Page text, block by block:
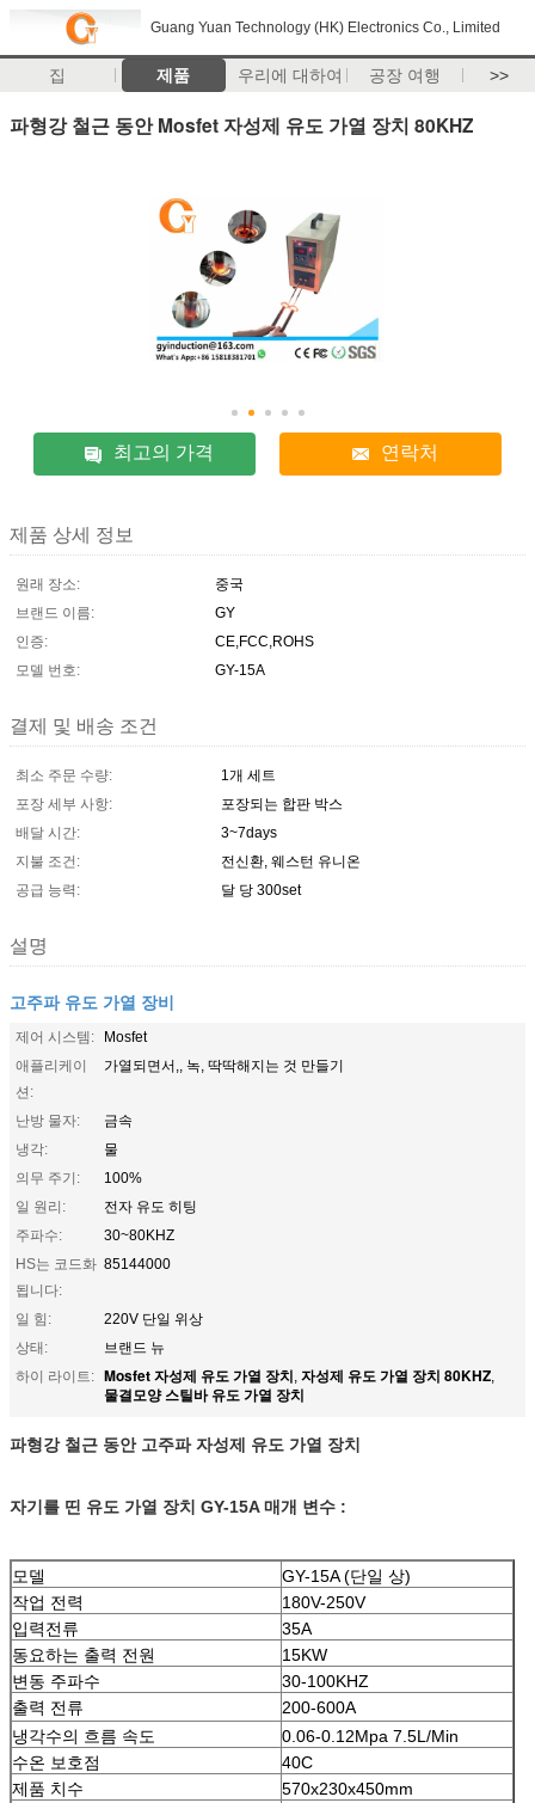
Guang Yuan Technology (HK) Electronics Co., Limited
집 제품 우리에 대하여 공장 여행 >>
파형강 철근 동안 Mosfet 자성제 유도 가열 장치 80KHZ
최고의 가격 연락처
제품 상세 정보
원래 장소:
중국
브랜드 이름:
GY
인증:
CE,FCC,ROHS
모델 번호:
GY-15A
결제 및 배송 조건
최소 주문 수량:
1개 세트
포장 세부 사항:
포장되는 합판 박스
배달 시간:
3~7days
지불 조건:
전신환, 웨스턴 유니온
공급 능력:
달 당 300set
설명
고주파 유도 가열 장비
제어 시스템:
Mosfet
애플리케이
션:
가열되면서,, 녹, 딱딱해지는 것 만들기
난방 물자:
금속
냉각:
물
의무 주기:
100%
일 원리:
전자 유도 히팅
주파수:
30~80KHZ
HS는 코드화
됩니다:
85144000
일 힘:
220V 단일 위상
상태:
브랜드 뉴
하이 라이트: Mosfet 자성제 유도 가열 장치, 자성제 유도 가열 장치 80KHZ,
물결모양 스틸바 유도 가열 장치
파형강 철근 동안 고주파 자성제 유도 가열 장치
자기를 띤 유도 가열 장치 GY-15A 매개 변수 :
모델
GY-15A (단일 상)
작업 전력
180V-250V
입력전류
35A
동요하는 출력 전원
15KW
변동 주파수
30-100KHZ
출력 전류
200-600A
냉각수의 흐름 속도
0.06-0.12Mpa 7.5L/Min
수온 보호점
40C
제품 치수
570x230x450mm